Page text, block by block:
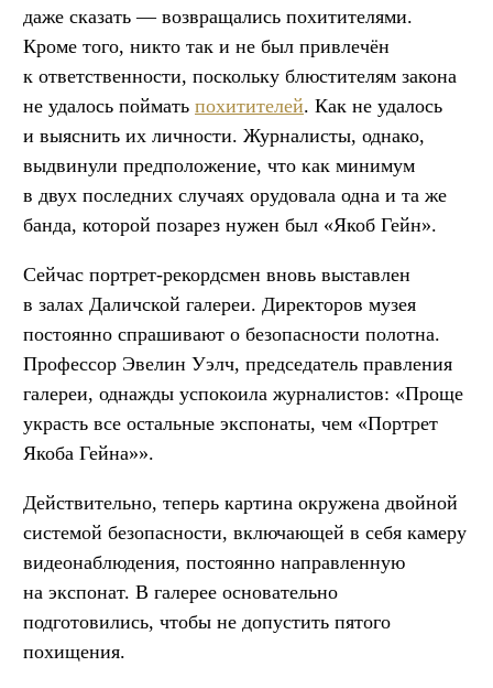
даже сказать — возвращались похитителями.
Кроме того, никто так и не был привлечён
к ответственности, поскольку блюстителям закона
не удалось поймать похитителей. Как не удалось
и выяснить их личности. Журналисты, однако,
выдвинули предположение, что как минимум
в двух последних случаях орудовала одна и та же
банда, которой позарез нужен был «Якоб Гейн».
Сейчас портрет-рекордсмен вновь выставлен
в залах Даличской галереи. Директоров музея
постоянно спрашивают о безопасности полотна.
Профессор Эвелин Уэлч, председатель правления
галереи, однажды успокоила журналистов: «Проще
украсть все остальные экспонаты, чем «Портрет
Якоба Гейна»».
Действительно, теперь картина окружена двойной
системой безопасности, включающей в себя камеру
видеонаблюдения, постоянно направленную
на экспонат. В галерее основательно
подготовились, чтобы не допустить пятого
похищения.